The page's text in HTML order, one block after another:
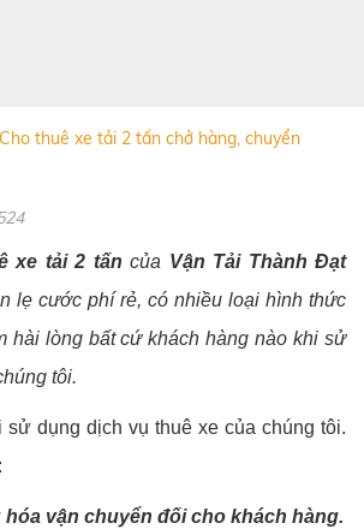
Cho thuê xe tải 2 tấn chở hàng, chuyển
xe tải 2 tấn của Vận Tải Thành Đạt
lẹ cước phí rẻ, có nhiều loại hình thức
hài lòng bất cứ khách hàng nào khi sử
tôi.
sử dụng dịch vụ thuê xe của chúng tôi.
vận chuyển đối cho khách hàng.